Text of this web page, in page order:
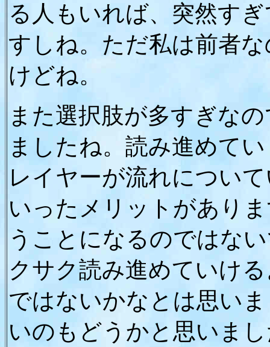
る人もいれば、突然す
すしね。ただ私は前者
けどね。
また選択肢が多すぎな
ましたね。読み進めて
レイヤーが流れについ
いったメリットがあり
うことになるのではな
クサク読み進めていけ
ではないかなとは思い
いのもどうかと思いま